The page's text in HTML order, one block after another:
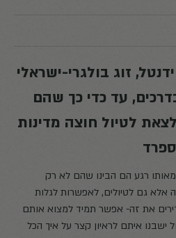
זוג בולגרי-ישראלי
עד כדי כך שהם
לטיול חוצה מדינות
רגע הם הבינו שהם לא רק
אלא גם לטיולים, לאפשרות לגלות
את זה- אפשר תמיד למצוא אותם
ישבנו איתם לראיון קצר על איך הכל